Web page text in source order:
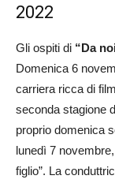
2022
Gli ospiti di “Da
Domenica 6
carriera ricca di
seconda stagione
proprio domenica
lunedì 7
figlio”. La